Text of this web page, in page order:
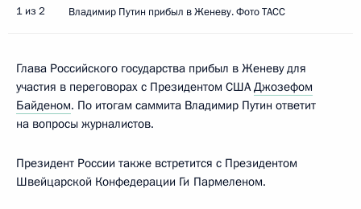
1 из 2 Владимир Путин прибыл в Женеву. Фото ТАСС
Глава Российского государства прибыл в Женеву для
участия в переговорах с Президентом СШАДжозефом
Байденом. По итогам саммита Владимир Путин ответит
на вопросы журналистов.
Президент России также встретится с Президентом
Швейцарской Конфедерации Ги Пармеленом.